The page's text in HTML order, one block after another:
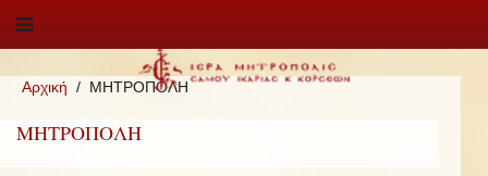
Αρχική ΜΗΤΡΟΠΟΛΗ
ΜΗΤΡΟΠΟΛΗ